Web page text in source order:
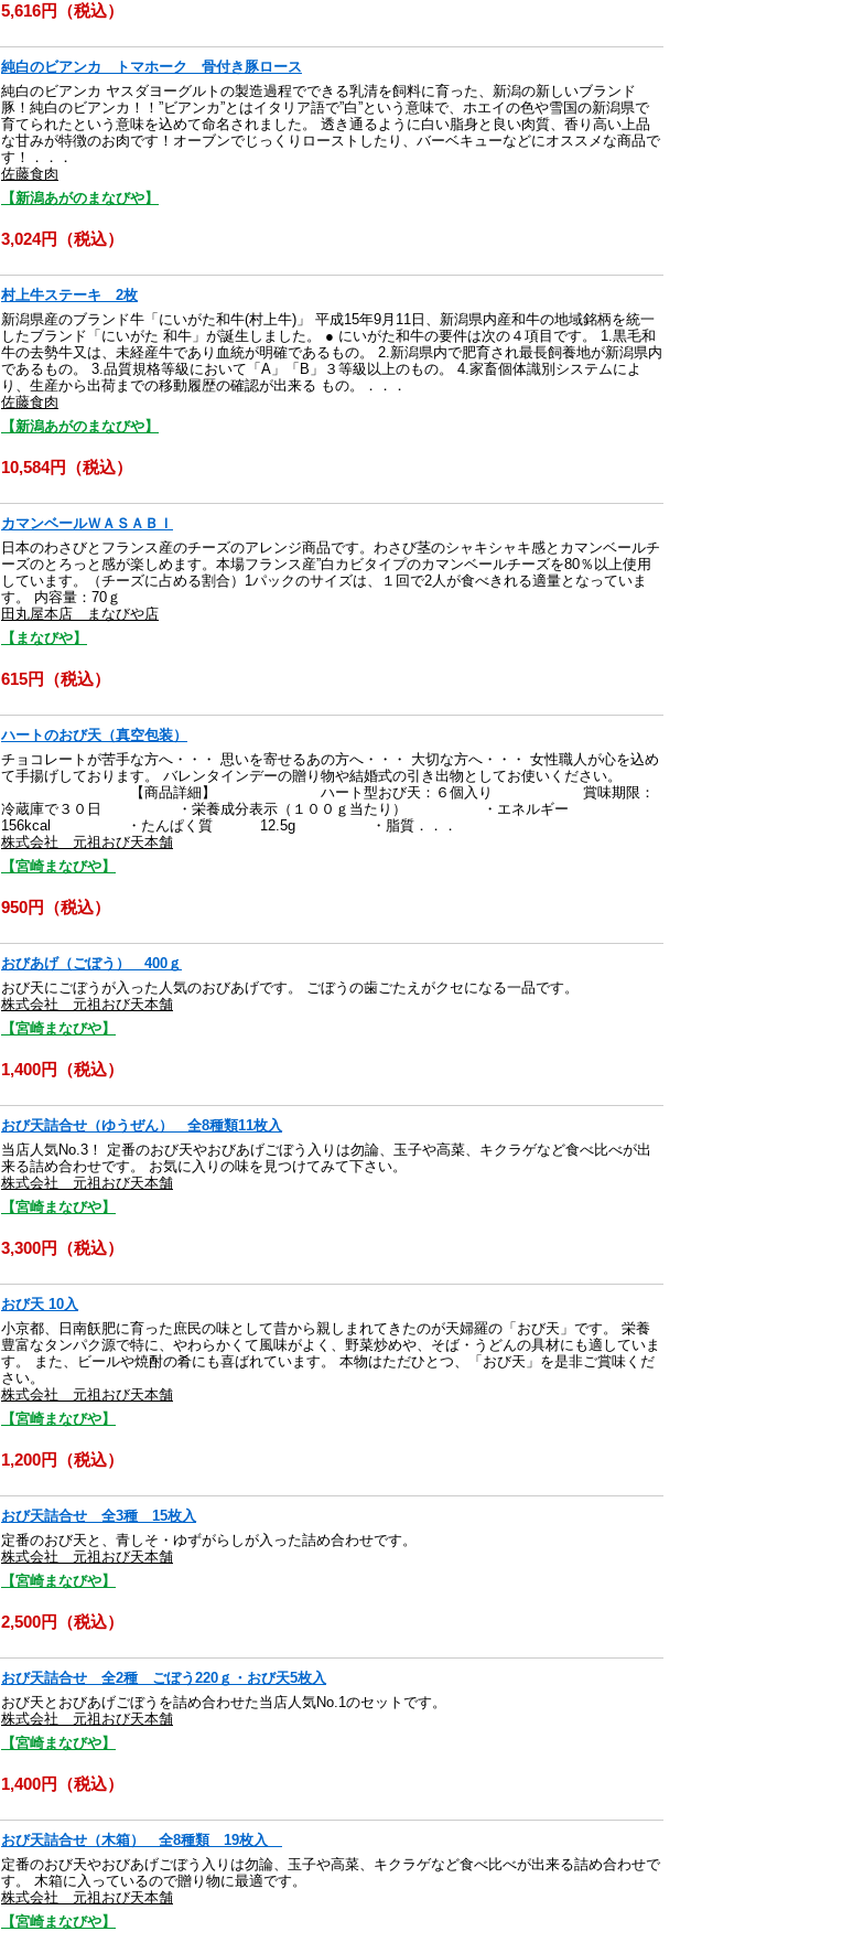
5,616円（税込）
純白のビアンカ トマホーク 骨付き豚ロース
純白のビアンカ ヤスダヨーグルトの製造過程でできる乳清を飼料に育った、新潟の新しいブランド
豚！純白のビアンカ！！”ビアンカ”とはイタリア語で”白”という意味で、ホエイの色や雪国の新潟県で
育てられたという意味を込めて命名されました。 透き通るように白い脂身と良い肉質、香り高い上品
な甘みが特徴のお肉です！オーブンでじっくりローストしたり、バーベキューなどにオススメな商品で
す！．．．
佐藤食肉
【新潟あがのまなびや】
3,024円（税込）
村上牛ステーキ 2枚
新潟県産のブランド牛「にいがた和牛(村上牛)」 平成15年9月11日、新潟県内産和牛の地域銘柄を統一
したブランド「にいがた 和牛」が誕生しました。 ● にいがた和牛の要件は次の４項目です。 1.黒毛和
牛の去勢牛又は、未経産牛であり血統が明確であるもの。 2.新潟県内で肥育され最長飼養地が新潟県内
であるもの。 3.品質規格等級において「A」「B」３等級以上のもの。 4.家畜個体識別システムによ
り、生産から出荷までの移動履歴の確認が出来る もの。．．．
佐藤食肉
【新潟あがのまなびや】
10,584円（税込）
カマンベールＷＡＳＡＢＩ
日本のわさびとフランス産のチーズのアレンジ商品です。わさび茎のシャキシャキ感とカマンベールチ
ーズのとろっと感が楽しめます。本場フランス産”白カビタイプのカマンベールチーズを80％以上使用
しています。（チーズに占める割合）1パックのサイズは、１回で2人が食べきれる適量となっていま
す。 内容量：70ｇ
田丸屋本店 まなびや店
【まなびや】
615円（税込）
ハートのおび天（真空包装）
チョコレートが苦手な方へ・・・ 思いを寄せるあの方へ・・・ 大切な方へ・・・ 女性職人が心を込め
て手揚げしております。 バレンタインデーの贈り物や結婚式の引き出物としてお使いください。
【商品詳細】 ハート型おび天：６個入り 賞味期限：
冷蔵庫で３０日 ・栄養成分表示（１００ｇ当たり） ・エネルギー
156kcal ・たんぱく質 12.5g ・脂質．．．
株式会社 元祖おび天本舗
【宮崎まなびや】
950円（税込）
おびあげ（ごぼう） 400ｇ
おび天にごぼうが入った人気のおびあげです。 ごぼうの歯ごたえがクセになる一品です。
株式会社 元祖おび天本舗
【宮崎まなびや】
1,400円（税込）
おび天詰合せ（ゆうぜん） 全8種類11枚入
当店人気No.3！ 定番のおび天やおびあげごぼう入りは勿論、玉子や高菜、キクラゲなど食べ比べが出
来る詰め合わせです。 お気に入りの味を見つけてみて下さい。
株式会社 元祖おび天本舗
【宮崎まなびや】
3,300円（税込）
おび天 10入
小京都、日南飫肥に育った庶民の味として昔から親しまれてきたのが天婦羅の「おび天」です。 栄養
豊富なタンパク源で特に、やわらかくて風味がよく、野菜炒めや、そば・うどんの具材にも適していま
す。 また、ビールや焼酎の肴にも喜ばれています。 本物はただひとつ、「おび天」を是非ご賞味くだ
さい。
株式会社 元祖おび天本舗
【宮崎まなびや】
1,200円（税込）
おび天詰合せ 全3種 15枚入
定番のおび天と、青しそ・ゆずがらしが入った詰め合わせです。
株式会社 元祖おび天本舗
【宮崎まなびや】
2,500円（税込）
おび天詰合せ 全2種 ごぼう220ｇ・おび天5枚入
おび天とおびあげごぼうを詰め合わせた当店人気No.1のセットです。
株式会社 元祖おび天本舗
【宮崎まなびや】
1,400円（税込）
おび天詰合せ（木箱） 全8種類 19枚入
定番のおび天やおびあげごぼう入りは勿論、玉子や高菜、キクラゲなど食べ比べが出来る詰め合わせで
す。 木箱に入っているので贈り物に最適です。
株式会社 元祖おび天本舗
【宮崎まなびや】